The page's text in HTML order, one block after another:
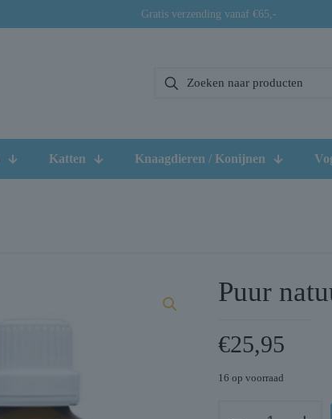
Gratis verzending vanaf €65,-
Katten Knaagdieren / Konijnen
Puur
€25,95
16 op voorraad